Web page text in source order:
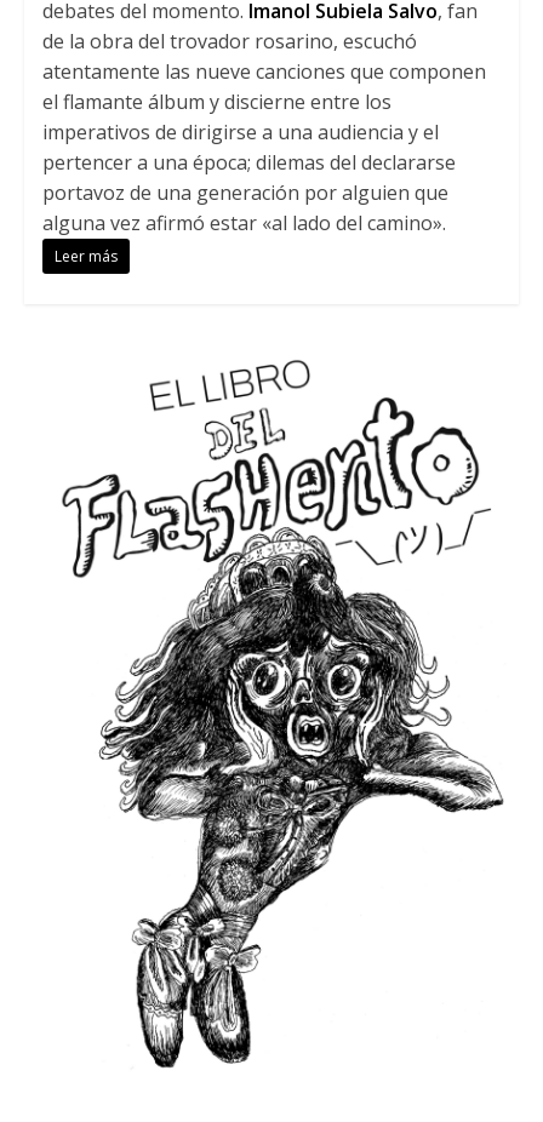
debates del momento. Imanol Subiela Salvo, fan
de la obra del trovador rosarino, escuchó
atentamente las nueve canciones que componen
el flamante álbum y discierne entre los
imperativos de dirigirse a una audiencia y el
pertencer a una época; dilemas del declararse
portavoz de una generación por alguien que
alguna vez afirmó estar «al lado del camino».
Leer más